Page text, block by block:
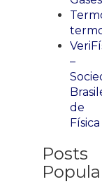
–
de
Física
Posts